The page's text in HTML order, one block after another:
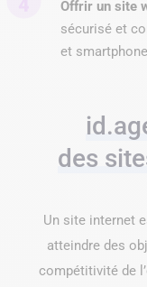
Offrir un site
sécurisé et
et
des
Un site internet
atteindre des
compétitivité de